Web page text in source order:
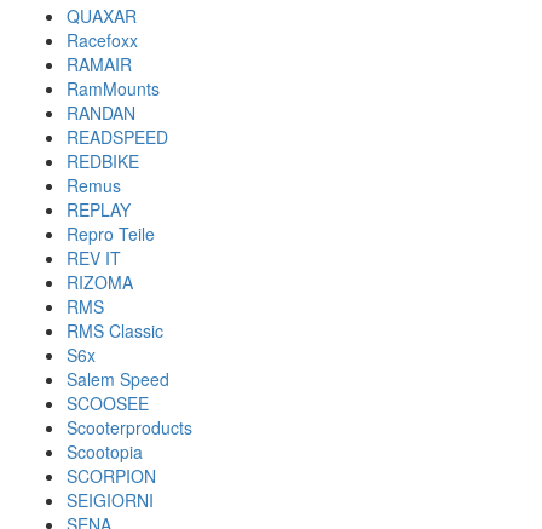
QUAXAR
Racefoxx
RAMAIR
RamMounts
RANDAN
READSPEED
REDBIKE
Remus
REPLAY
Repro Teile
REV IT
RIZOMA
RMS
RMS Classic
S6x
Salem Speed
SCOOSEE
Scooterproducts
Scootopia
SCORPION
SEIGIORNI
SENA